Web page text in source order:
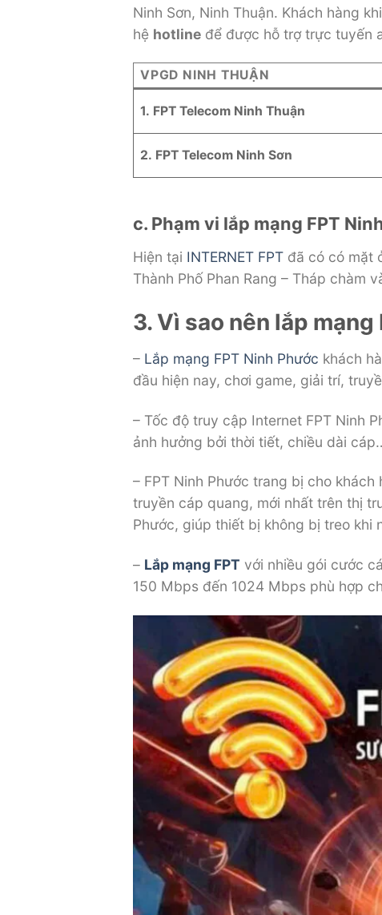
Ninh Sơn, Ninh Thuận. Khách hàng
hệ hotline để được hỗ trợ trực tuyến
VPGD NINH THUẬN
1. FPT Telecom Ninh Thuận
2. FPT Telecom Ninh Sơn
c. Phạm vi lắp mạng FPT
Hiện tại INTERNET FPT đã có có mặt
Thành Phố Phan Rang – Tháp chàm
3. Vì sao nên lắp
– Lắp mạng FPT Ninh Phước khách
đầu hiện nay, chơi game, giải trí,
– Tốc độ truy cập Internet FPT Ninh
ảnh hưởng bởi thời tiết, chiều dài
– FPT Ninh Phước trang bị cho
truyền cáp quang, mới nhất trên thị
Phước, giúp thiết bị không bị treo khi
– Lắp mạng FPT với nhiều gói cước
150 Mbps đến 1024 Mbps phù hợp